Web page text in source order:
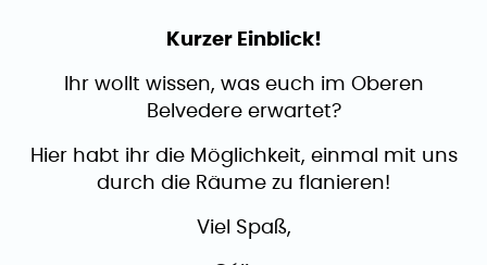
Kurzer Einblick!
Ihr wollt wissen, was euch im Oberen
Belvedere erwartet?
Hier habt ihr die Möglichkeit, einmal mit uns
durch die Räume zu flanieren!
Viel Spaß,